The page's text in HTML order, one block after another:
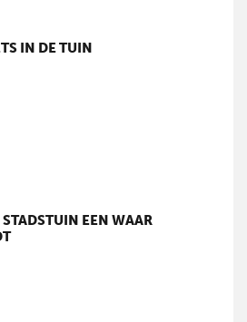
IN DE TUIN
EEN WAAR